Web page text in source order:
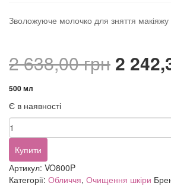
Зволожуюче молочко для зняття макіяжу
2 638,00грн
2
2
500 мл
Є в наявності
Verdeoasi
Moisturizing
Cleansing
Milk
for
all
Купити
Артикул: VO800P
Категорії: Обличчя, Очищення шкіри